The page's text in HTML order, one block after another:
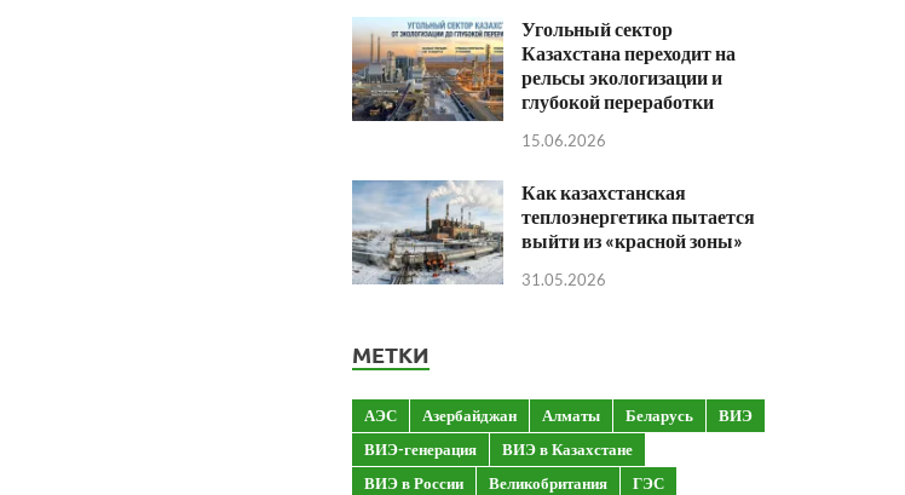
Угольный сектор
Казахстана переходит на
рельсы экологизации и
глубокой переработки
15.06.2026
Как казахстанская
теплоэнергетика пытается
выйти из «красной зоны»
31.05.2026
МЕТКИ
АЭС Азербайджан Алматы Беларусь
ВИЭ
ВИЭ-генерация
ВИЭ в Казахстане
ВИЭ в России
Великобритания
ГЭС